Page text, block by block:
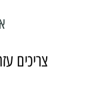
צריכים